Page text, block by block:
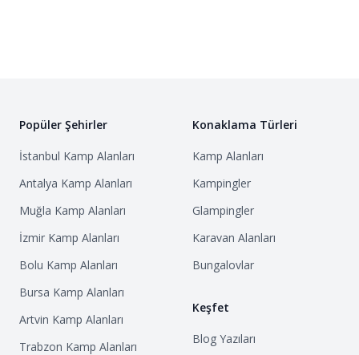
Denize Yakınlık: Kabak Plajı'na sadece 7 dakikalık
keyifli bir yürüyüşle ulaşabilirsiniz.
şnorkelle dalış, fotoğraf safarileri, yıldız gözlemi ve
yoga gibi birçok aktivite imkanı bulunmaktadır.
Yakın Çevre: Kabak Şelalesi, Faralya Köyü, Kelebekler
Vadisi ve Ölüdeniz gibi popüler noktalar kamp
Popüler Şehirler
İstanbul Kamp Alanları
Antalya Kamp Alanları
Muğla Kamp Alanları
İzmir Kamp Alanları
Bolu Kamp Alanları
Bursa Kamp Alanları
Artvin Kamp Alanları
Trabzon Kamp Alanları
Konaklama Türleri
Kamp Alanları
Kampingler
Glampingler
Karavan Alanları
Bungalovlar
Keşfet
Blog Yazıları